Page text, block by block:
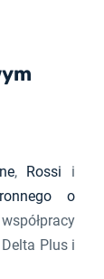
, Rossi i
o
Plus i